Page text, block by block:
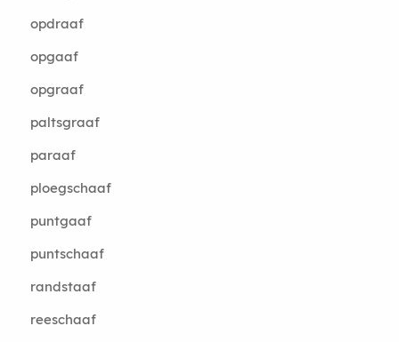
opdraaf
opgaaf
opgraaf
paltsgraaf
paraaf
ploegschaaf
puntgaaf
puntschaaf
randstaaf
reeschaaf